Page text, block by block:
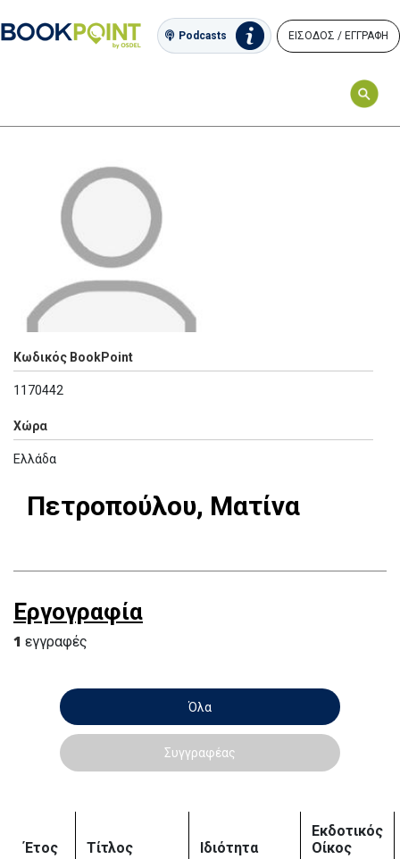
Podcasts ΕΙΣΟΔΟΣ / ΕΓΓΡΑΦΗ
Κωδικός BookPoint
1170442
Χώρα
Ελλάδα
Πετροπούλου, Ματίνα
Εργογραφία
1 εγγραφές
Όλα
Συγγραφέας
Έτος Τίτλος Ιδιότητα
Εκδοτικός
Οίκος